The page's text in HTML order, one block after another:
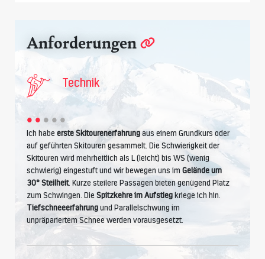
Anforderungen
Technik
Ich habeerste Skitourenerfahrungaus einem Grundkurs oder
auf geführten Skitouren gesammelt. Die Schwierigkeit der
Skitouren wird mehrheitlich als L (leicht) bis WS (wenig
schwierig) eingestuft und wir bewegen uns im Gelände um
30° Steilheit. Kurze steilere Passagen bieten genügend Platz
zum Schwingen. DieSpitzkehre im Aufstiegkriege ich hin.
Tiefschneeerfahrungund Parallelschwung im
unpräpariertem Schnee werden vorausgesetzt.